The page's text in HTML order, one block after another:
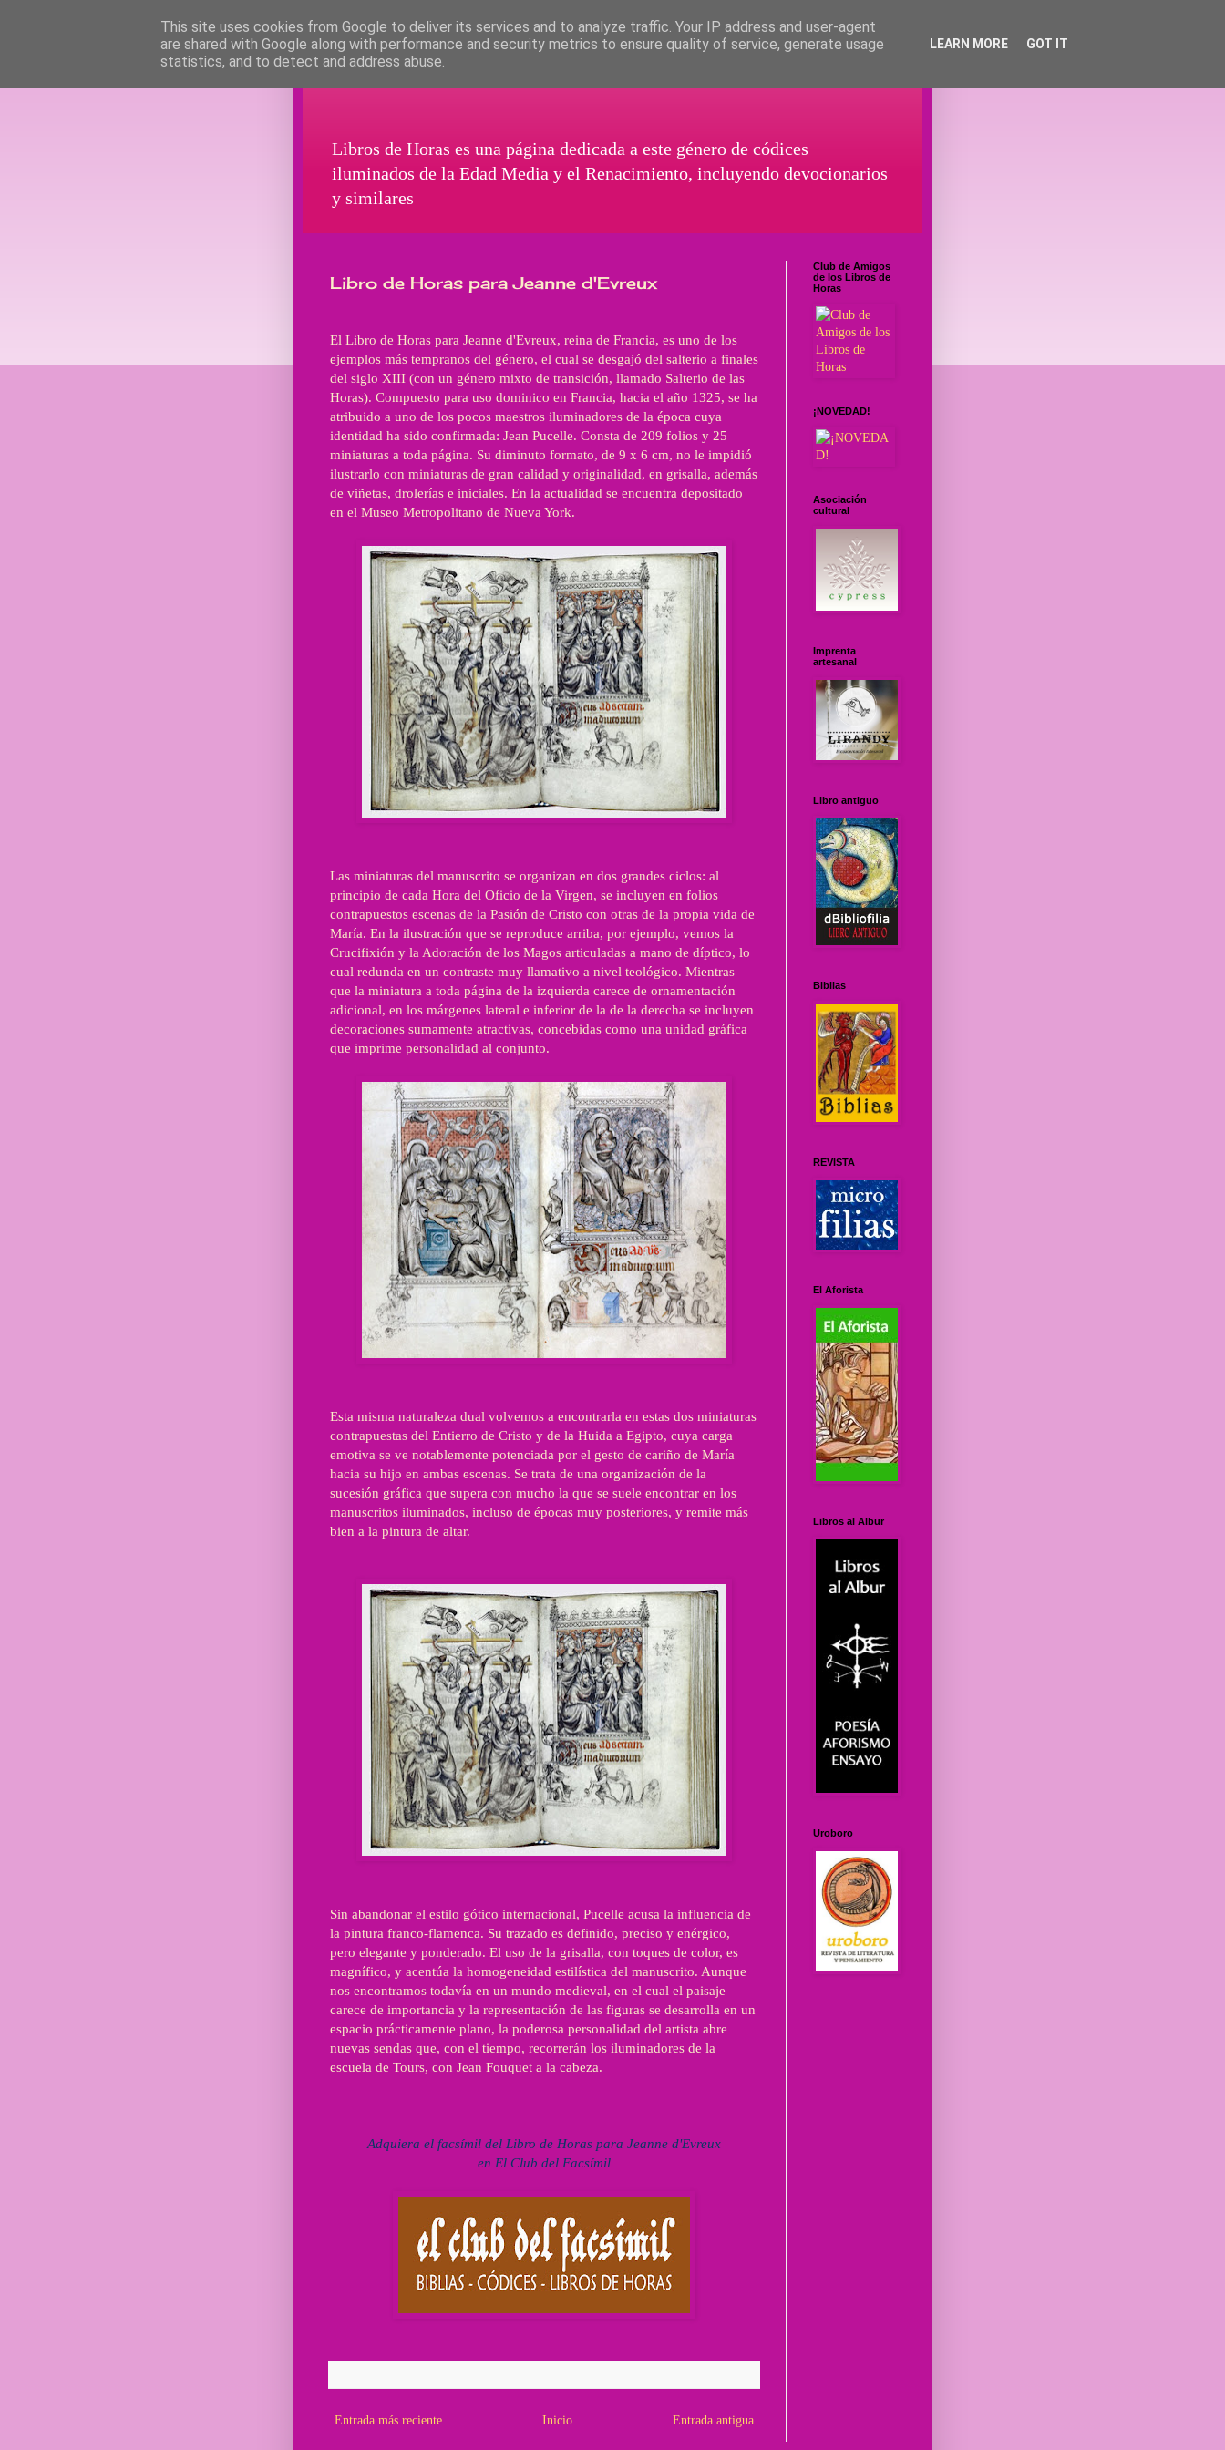
Libros de Horas es una página dedicada a este género de códices
iluminados de la Edad Media y el Renacimiento, incluyendo devocionarios
y similares
Libro de Horas para Jeanne d'Evreux
El Libro de Horas para Jeanne d'Evreux, reina de Francia, es uno de los
ejemplos más tempranos del género, el cual se desgajó del salterio a finales
del siglo XIII (con un género mixto de transición, llamado Salterio de las
Horas). Compuesto para uso dominico en Francia, hacia el año 1325, se ha
atribuido a uno de los pocos maestros iluminadores de la época cuya
identidad ha sido confirmada: Jean Pucelle. Consta de 209 folios y 25
miniaturas a toda página. Su diminuto formato, de 9 x 6 cm, no le impidió
ilustrarlo con miniaturas de gran calidad y originalidad, en grisalla, además
de viñetas, drolerías e iniciales. En la actualidad se encuentra depositado
en el Museo Metropolitano de Nueva York.
Las miniaturas del manuscrito se organizan en dos grandes ciclos: al
principio de cada Hora del Oficio de la Virgen, se incluyen en folios
contrapuestos escenas de la Pasión de Cristo con otras de la propia vida de
María. En la ilustración que se reproduce arriba, por ejemplo, vemos la
Crucifixión y la Adoración de los Magos articuladas a mano de díptico, lo
cual redunda en un contraste muy llamativo a nivel teológico. Mientras
que la miniatura a toda página de la izquierda carece de ornamentación
adicional, en los márgenes lateral e inferior de la de la derecha se incluyen
decoraciones sumamente atractivas, concebidas como una unidad gráfica
que imprime personalidad al conjunto.
Esta misma naturaleza dual volvemos a encontrarla en estas dos miniaturas
contrapuestas del Entierro de Cristo y de la Huida a Egipto, cuya carga
emotiva se ve notablemente potenciada por el gesto de cariño de María
hacia su hijo en ambas escenas. Se trata de una organización de la
sucesión gráfica que supera con mucho la que se suele encontrar en los
manuscritos iluminados, incluso de épocas muy posteriores, y remite más
bien a la pintura de altar.
Sin abandonar el estilo gótico internacional, Pucelle acusa la influencia de
la pintura franco-flamenca. Su trazado es definido, preciso y enérgico,
pero elegante y ponderado. El uso de la grisalla, con toques de color, es
magnífico, y acentúa la homogeneidad estilística del manuscrito. Aunque
nos encontramos todavía en un mundo medieval, en el cual el paisaje
carece de importancia y la representación de las figuras se desarrolla en un
espacio prácticamente plano, la poderosa personalidad del artista abre
nuevas sendas que, con el tiempo, recorrerán los iluminadores de la
escuela de Tours, con Jean Fouquet a la cabeza.
Adquiera el facsímil del Libro de Horas para Jeanne d'Evreux
en El Club del Facsímil
Entrada más reciente Entrada antigua
Inicio
Club de Amigos
de los Libros de
Horas
¡NOVEDAD!
Asociación
cultural
Imprenta
artesanal
Libro antiguo
Biblias
REVISTA
El Aforista
Libros al Albur
Uroboro
This site uses cookies from Google to deliver its services and to analyze traffic. Your IP address and user-agent
are shared with Google along with performance and security metrics to ensure quality of service, generate usage
statistics, and to detect and address abuse.
LEARN MORE GOT IT